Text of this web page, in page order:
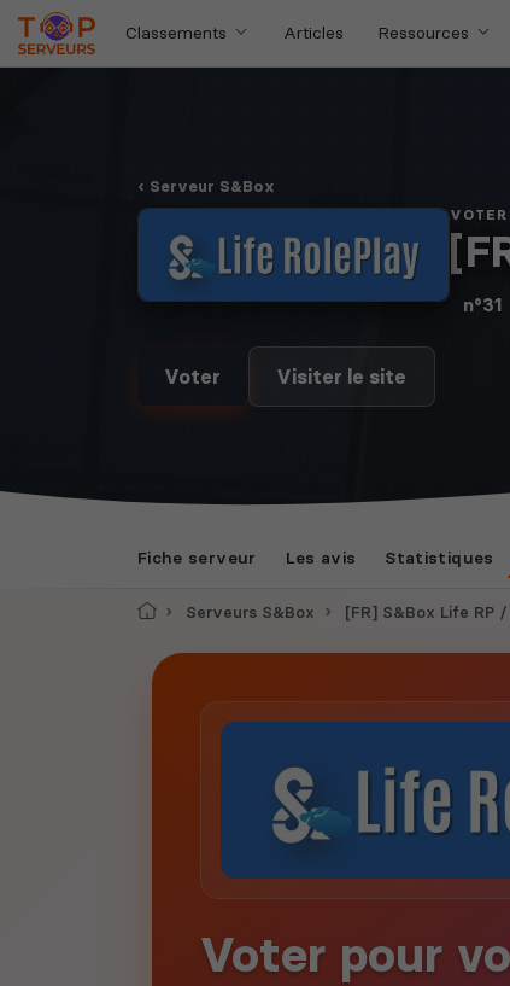
Classements Articles Ressources
Serveur S&Box
n°31
Voter Visiter le site
Fiche serveur Les avis Statistiques
AccueilServeurs S&Box [FR] S&Box Life RP / La
Voter pour